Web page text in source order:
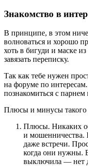
Знакомство в
В принципе, в этом
волноваться и хорошо
хоть в бигуди и маске
завязать переписку.
Так как тебе нужен
на форуме по
познакомиться с парнем
Плюсы и минусы такого
Плюсы. Никаких
и мошенничества.
даже встречи.
когда они нужны.
выключила — нет